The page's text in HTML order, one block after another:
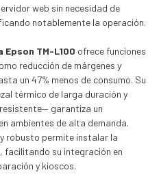
web sin necesidad de
notablemente la operación.
TM-L100 ofrece funciones
reducción de márgenes y
un 47% menos de consumo. Su
térmico de larga duración y
garantiza un
ambientes de alta demanda.
robusto permite instalar la
facilitando su integración en
y kioscos.